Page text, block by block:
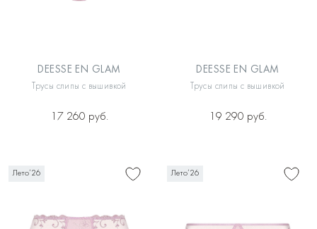
DEESSE EN GLAM
Трусы слипы с вышивкой
17 260 руб.
DEESSE EN GLAM
Трусы слипы с вышивкой
19 290 руб.
Лето’26 Лето’26